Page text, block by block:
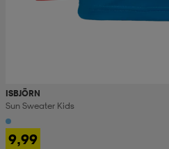
ISBJÖRN
Sun Sweater Kids
9,99